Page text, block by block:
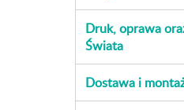
Druk, oprawa
Świata
Dostawa i